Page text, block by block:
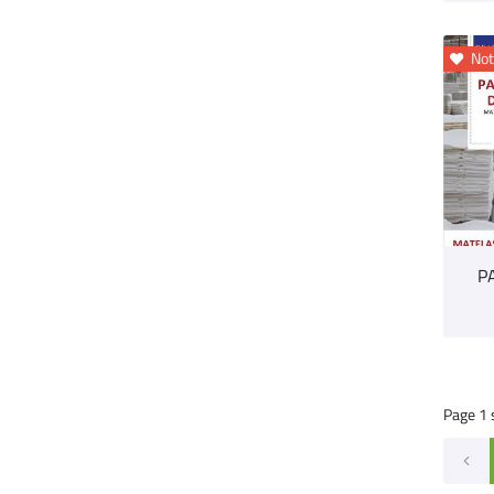

Page